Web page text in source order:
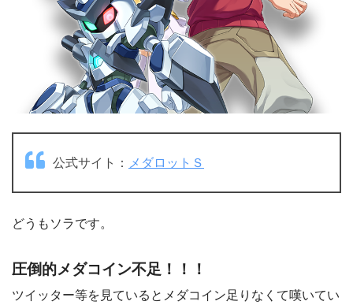
公式サイト： メダロットＳ
どうもソラです。
圧倒的メダコイン不足！！！
ツイッター等を見ているとメダコイン足りなくて嘆いてい